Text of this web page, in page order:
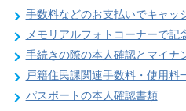
手数料などのお支払いでキャッ
メモリアルフォトコーナーで記
手続きの際の本人確認とマイナ
戸籍住民課関連手数料・使用料
パスポートの本人確認書類